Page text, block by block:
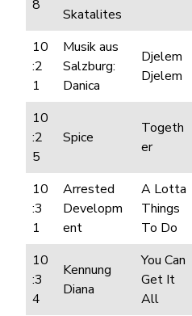
8
Skatalites
10
:2
1
Musik aus
Salzburg:
Danica
Djelem
Djelem
10
:2
5
Spice
Togeth
er
10
:3
1
Arrested
Developm
ent
A Lotta
Things
To Do
10
:3
4
Kennung
Diana
You Can
Get It
All